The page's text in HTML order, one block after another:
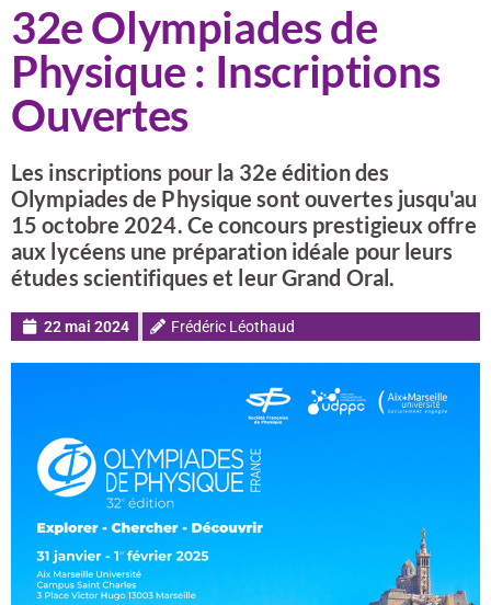
32e Olympiades de
Physique : Inscriptions
Ouvertes
Les inscriptions pour la 32e édition des
Olympiades de Physique sont ouvertes jusqu'au
15 octobre 2024. Ce concours prestigieux offre
aux lycéens une préparation idéale pour leurs
études scientifiques et leur Grand Oral.
22 mai 2024 Frédéric Léothaud